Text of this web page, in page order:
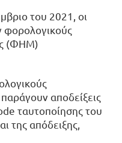
του 2021, οι
φορολογικούς
(ΦΗΜ)
αποδείξεις
ταυτοποίησης του
της απόδειξης,